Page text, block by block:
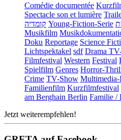
Comédie documentée
Spectacle son et lumière
קומדיה Young-Fiction-Serie
Musikfilm
Doku Reportage Science
Lichtspektakel sdf Drama
Filmfestival Western Festival
Spielfilm Genres Horror-
Crime TV-Show Multimedia-
Familienfilm Kurzfilmfestival
am Berghain Berlin Familie /
Jetzt weiterempfehlen!